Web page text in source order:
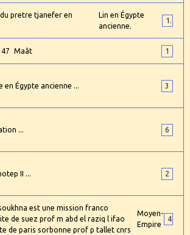
Lin en Égypte
ancienne.
1
Maât 1
en Égypte ancienne ... 3
... 6
II ... 2
Moyen-
Empire